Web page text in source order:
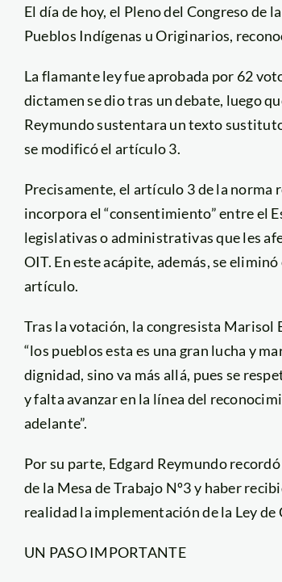
El día de hoy, el Pleno del Congreso de
Pueblos Indígenas u Originarios,
La flamante ley fue aprobada por 62
dictamen se dio tras un debate, luego
Reymundo sustentara un texto
se modificó el artículo 3.
Precisamente, el artículo 3 de la
incorpora el “consentimiento” entre el
legislativas o administrativas que les
OIT. En este acápite, además, se
artículo.
Tras la votación, la congresista Marisol
“los pueblos esta es una gran lucha y
dignidad, sino va más allá, pues se
y falta avanzar en la línea del
adelante”.
Por su parte, Edgard Reymundo
de la Mesa de Trabajo Nº3 y haber
realidad la implementación de la Ley de
UN PASO IMPORTANTE